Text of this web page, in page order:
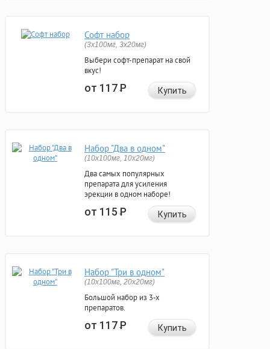
Софт набор
(3x100мг, 3x20мг)
Выбери софт-препарат на свой
вкус!
от 117Р Купить
Набор "Два в одном"
(10x100мг, 10x20мг)
Два самых популярных
препарата для усиления
эрекции в одном наборе!
от 115Р Купить
Набор "Три в одном"
(10x100мг, 20x20мг)
Большой набор из 3-х
препаратов.
от 117Р Купить